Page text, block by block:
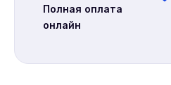
Полная оплата
онлайн